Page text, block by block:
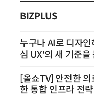
BIZPLUS
누구나 AI로 디자
심 UX'의 새 기준을
[올쇼TV] 안전한
한 통합 인프라 전략